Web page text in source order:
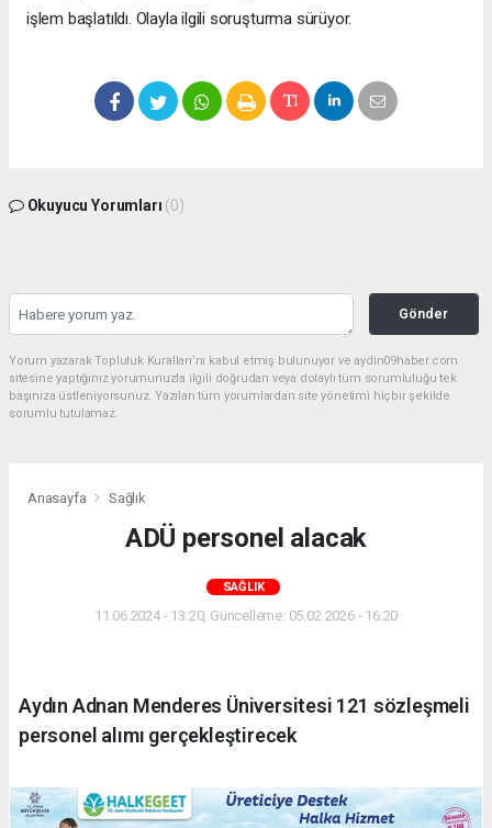
işlem başlatıldı. Olayla ilgili soruşturma sürüyor.
Okuyucu Yorumları (0)
Gönder
Yorum yazarak Topluluk Kuralları’nı kabul etmiş bulunuyor ve aydin09haber.com
sitesine yaptığınız yorumunuzla ilgili doğrudan veya dolaylı tüm sorumluluğu tek
başınıza üstleniyorsunuz. Yazılan tüm yorumlardan site yönetimi hiçbir şekilde
sorumlu tutulamaz.
Anasayfa Sağlık
ADÜ personel alacak
SAĞLIK
11.06.2024 - 13:20, Güncelleme: 05.02.2026 - 16:20
Aydın Adnan Menderes Üniversitesi 121 sözleşmeli
personel alımı gerçekleştirecek